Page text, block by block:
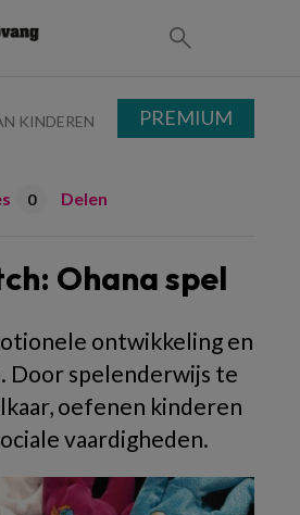
KINDEREN
0 Delen
Ohana spel
ontwikkeling en
Door spelenderwijs te
oefenen kinderen
vaardigheden.
PREMIUM